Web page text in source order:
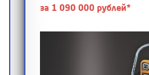
за 1 090 000 рублей*